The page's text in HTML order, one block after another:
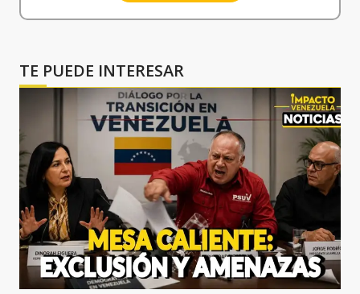
TE PUEDE INTERESAR